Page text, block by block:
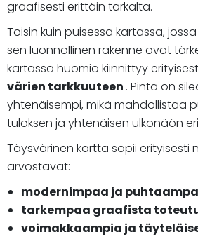
graafisesti erittäin tarkalta.
Toisin kuin puisessa kartassa,
sen luonnollinen rakenne ovat
kartassa huomio kiinnittyy
värien tarkkuuteen . Pinta on
yhtenäisempi, mikä mahdollistaa
tuloksen ja yhtenäisen ulkonäön
Täysvärinen kartta sopii erityisesti
arvostavat:
modernimpaa ja
tarkempaa graafista
voimakkaampia ja